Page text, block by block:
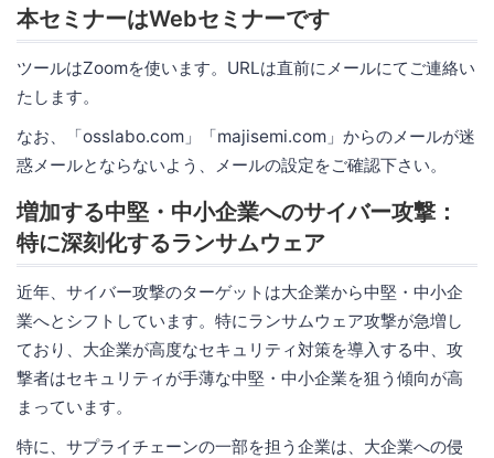
本セミナーはWebセミナーです
ツールはZoomを使います。URLは直前にメールにてご連絡い
たします。
なお、「osslabo.com」「majisemi.com」からのメールが迷
惑メールとならないよう、メールの設定をご確認下さい。
増加する中堅・中小企業へのサイバー攻撃：
特に深刻化するランサムウェア
近年、サイバー攻撃のターゲットは大企業から中堅・中小企
業へとシフトしています。特にランサムウェア攻撃が急増し
ており、大企業が高度なセキュリティ対策を導入する中、攻
撃者はセキュリティが手薄な中堅・中小企業を狙う傾向が高
まっています。
特に、サプライチェーンの一部を担う企業は、大企業への侵